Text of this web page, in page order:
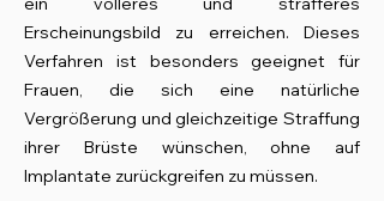
Erscheinungsbild zu erreichen. Dieses
Verfahren ist besonders geeignet für
Frauen, die sich eine natürliche
Vergrößerung und gleichzeitige Straffung
ihrer Brüste wünschen, ohne auf
Implantate zurückgreifen zu müssen.